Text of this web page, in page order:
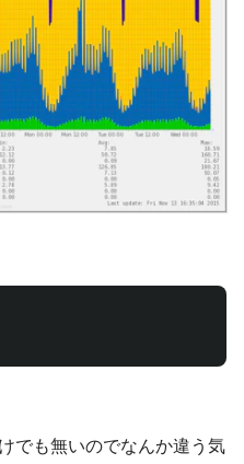
でも無いのでなんか違う気